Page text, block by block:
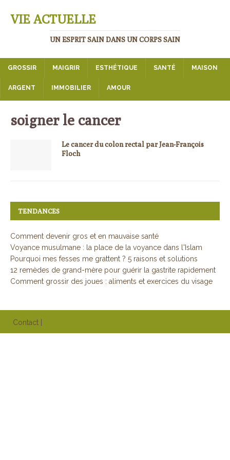
VIE ACTUELLE
UN ESPRIT SAIN DANS UN CORPS SAIN
GROSSIR MAIGRIR ESTHÉTIQUE SANTÉ MAISON
ARGENT IMMOBILIER AMOUR
soigner le cancer
Le cancer du colon rectal par Jean-François
Floch
TENDANCES
Comment devenir gros et en mauvaise santé
Voyance musulmane : la place de la voyance dans l'Islam
Pourquoi mes fesses me grattent ? 5 raisons et solutions
12 remèdes de grand-mère pour guérir la gastrite rapidement
Comment grossir des joues : aliments et exercices du visage
Contact